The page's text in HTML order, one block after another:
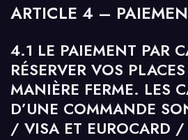
ARTICLE 4 –
4.1 LE PAIEMENT PAR
RÉSERVER VOS
MANIÈRE FERME. LES
D’UNE COMMANDE
/ VISA ET EUROCARD /